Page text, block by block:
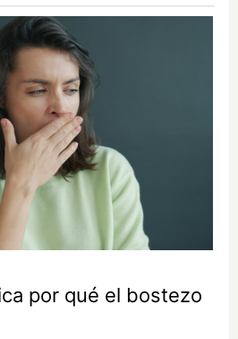
por qué el bostezo